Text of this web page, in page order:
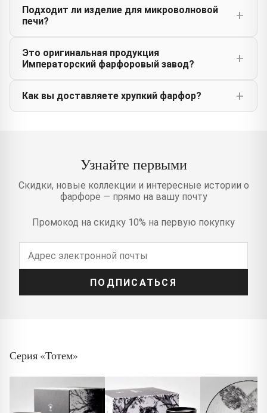
Подходит ли изделие для микроволновой
печи?
Это оригинальная продукция
Императорский фарфоровый завод?
Как вы доставляете хрупкий фарфор?
Узнайте первыми
Скидки, новые коллекции и интересные истории о
фарфоре — прямо на вашу почту
Промокод на скидку 10% на первую покупку
ПОДПИСАТЬСЯ
Серия «Тотем»